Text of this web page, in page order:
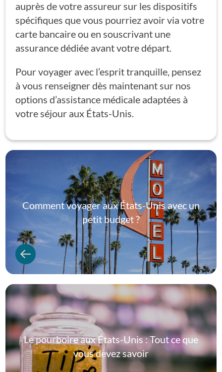
auprès de votre assureur sur les dispositifs
spécifiques que vous pourriez avoir via votre
carte bancaire ou en souscrivant une
assurance dédiée avant votre départ.
Pour voyager avec l’esprit tranquille, pensez
à vous renseigner dès maintenant sur nos
options d’assistance médicale adaptées à
votre séjour aux États-Unis.
Comment voyager aux États-Unis avec un
petit budget ?
Le pourboire aux États-Unis : Tout ce que
vous devez savoir